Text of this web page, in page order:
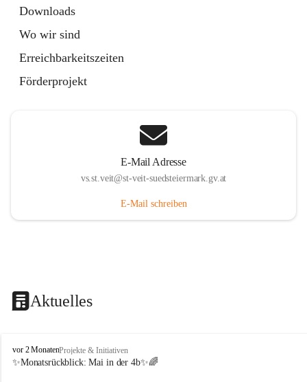
Downloads
Wo wir sind
Erreichbarkeitszeiten
Förderprojekt
E-Mail Adresse
vs.st.veit@st-veit-suedsteiermark.gv.at
E-Mail schreiben
Aktuelles
V
o
vor 2 MonatenProjekte & Initiativen
✨Monatsrückblick: Mai in der 4b✨🌈